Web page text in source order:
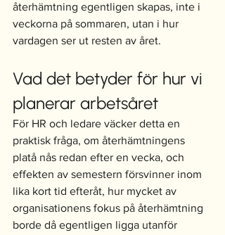
återhämtning egentligen skapas, inte i
veckorna på sommaren, utan i hur
vardagen ser ut resten av året.
Vad det betyder för hur vi
planerar arbetsåret
För HR och ledare väcker detta en
praktisk fråga, om återhämtningens
platå nås redan efter en vecka, och
effekten av semestern försvinner inom
lika kort tid efteråt, hur mycket av
organisationens fokus på återhämtning
borde då egentligen ligga utanför